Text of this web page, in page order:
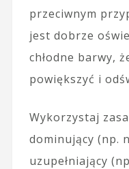
przeciwnym
jest dobrze
chłodne barwy,
powiększyć i
Wykorzystaj
dominujący (np.
uzupełniający